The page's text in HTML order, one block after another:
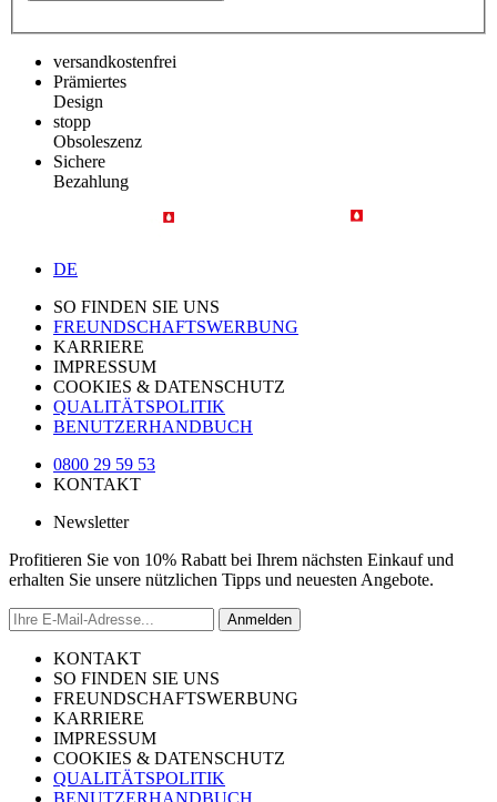
versandkostenfrei
Prämiertes
Design
stopp
Obsoleszenz
Sichere
Bezahlung
DE
SO FINDEN SIE UNS
FREUNDSCHAFTSWERBUNG
KARRIERE
IMPRESSUM
COOKIES & DATENSCHUTZ
QUALITÄTSPOLITIK
BENUTZERHANDBUCH
0800 29 59 53
KONTAKT
Newsletter
Profitieren Sie von 10% Rabatt bei Ihrem nächsten Einkauf und
erhalten Sie unsere nützlichen Tipps und neuesten Angebote.
Anmelden
KONTAKT
SO FINDEN SIE UNS
FREUNDSCHAFTSWERBUNG
KARRIERE
IMPRESSUM
COOKIES & DATENSCHUTZ
QUALITÄTSPOLITIK